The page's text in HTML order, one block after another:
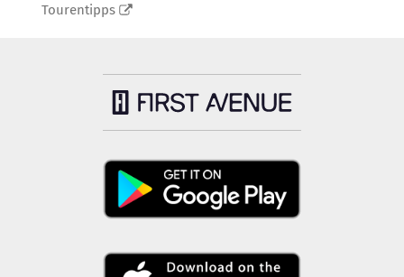
Tourentipps